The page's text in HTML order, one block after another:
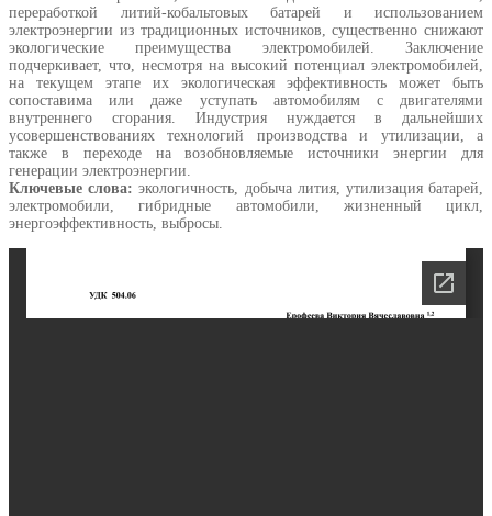
переработкой литий-кобальтовых батарей и использованием
электроэнергии из традиционных источников, существенно снижают
экологические преимущества электромобилей. Заключение
подчеркивает, что, несмотря на высокий потенциал электромобилей,
на текущем этапе их экологическая эффективность может быть
сопоставима или даже уступать автомобилям с двигателями
внутреннего сгорания. Индустрия нуждается в дальнейших
усовершенствованиях технологий производства и утилизации, а
также в переходе на возобновляемые источники энергии для
генерации электроэнергии.
Ключевые слова: экологичность, добыча лития, утилизация батарей,
электромобили, гибридные автомобили, жизненный цикл,
энергоэффективность, выбросы.